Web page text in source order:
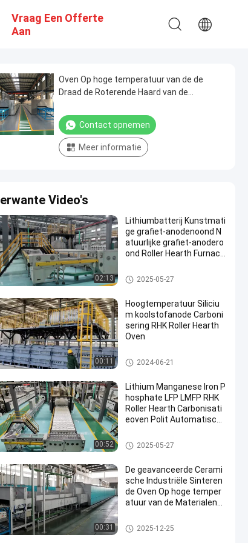
Vraag Een Offerte
Aan
Oven Op hoge temperatuur van de de
Draad de Roterende Haard van de
de Lithiumbatterij het Sinteren
Contact opnemen
Meer informatie
Video's
02:13
Lithiumbatterij Kunstmati
ge grafiet-anodenoond N
atuurlijke grafiet-anodero
ond Roller Hearth Furnace
de oven van de rolhaard
2025-05-27
00:11
Hoogtemperatuur Siliciu
m koolstofanode Carboni
sering RHK Roller Hearth
Oven
de oven van de rolhaard
2024-06-21
00:52
Lithium Manganese Iron P
hosphate LFP LMFP RHK
Roller Hearth Carbonisati
eoven Polit Automatisch
de oven van de rolhaard
2025-05-27
00:31
De geavanceerde Cerami
sche Industriële Sinteren
de Oven Op hoge temper
atuur van de Materialenth
de oven van de rolhaard
2025-12-25